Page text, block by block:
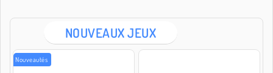
NOUVEAUX JEUX
Nouveautés